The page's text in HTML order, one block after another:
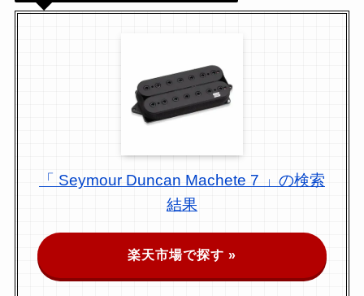
「 Seymour Duncan Machete 7 」の検索
結果
楽天市場で探す »